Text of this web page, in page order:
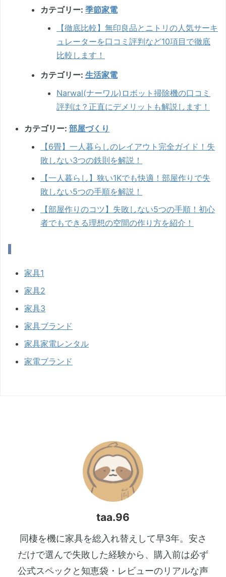
カテゴリー: 季節家電
【徹底比較】無印良品とニトリの人気サーキ
ュレーターを口コミ評判など10項目で徹底
比較します！
カテゴリー: 生活家電
Narwal(ナーワル)ロボット掃除機の口コミ
評判は？正直にデメリットも解説します！
カテゴリー: 部屋づくり
【6畳】一人暮らしのレイアウト完全ガイド！失
敗しない3つの鉄則を解説！
【一人暮らし】狭い1Kでも快適！部屋作りで失
敗しない5つの手順を解説！
【部屋作りのコツ】失敗しない5つの手順！初心
者でもできる理想の空間の作り方を紹介！
家具1
家具2
家具3
家具ブランド
家具家電レンタル
家電ブランド
taa.96
同棲を機に家具を総入れ替えして早3年。安さ
だけで選んで失敗した経験から、購入前は必ず
公式スペックと知恵袋・レビューのリアルな声